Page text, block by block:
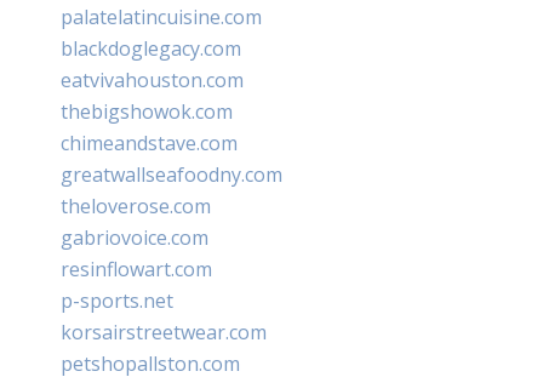
palatelatincuisine.com
blackdoglegacy.com
eatvivahouston.com
thebigshowok.com
chimeandstave.com
greatwallseafoodny.com
theloverose.com
gabriovoice.com
resinflowart.com
p-sports.net
korsairstreetwear.com
petshopallston.com